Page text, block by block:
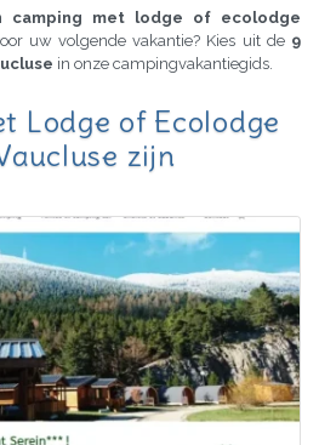
camping met lodge of ecolodge
uw volgende vakantie? Kies uit de 9
in onze campingvakantiegids.
Lodge of Ecolodge
zijn